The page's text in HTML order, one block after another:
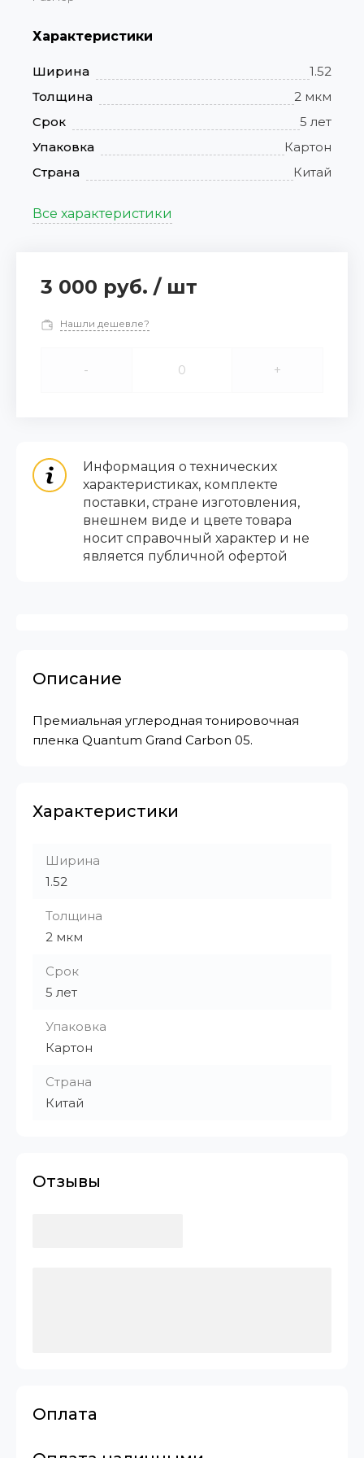
Характеристики
Ширина
1.52
Толщина
2 мкм
Срок
5 лет
Упаковка
Картон
Страна
Китай
Все характеристики
3 000 руб. / шт
Нашли дешевле?
- +
Информация о технических
характеристиках, комплекте
поставки, стране изготовления,
внешнем виде и цвете товара
носит справочный характер и не
является публичной офертой
Описание
Премиальная углеродная тонировочная
пленка Quantum Grand Carbon 05.
Характеристики
Ширина
1.52
Толщина
2 мкм
Срок
5 лет
Упаковка
Картон
Страна
Китай
Отзывы
Оплата